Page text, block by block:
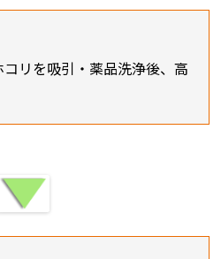
リを吸引・薬品洗浄後、高